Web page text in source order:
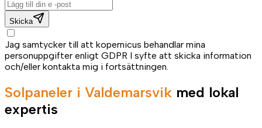
Skicka
Jag samtycker till att kopernicus behandlar mina
personuppgifter enligt GDPR I syfte att skicka information
och/eller kontakta mig i fortsättningen.
Solpaneler i Valdemarsvik med lokal
expertis